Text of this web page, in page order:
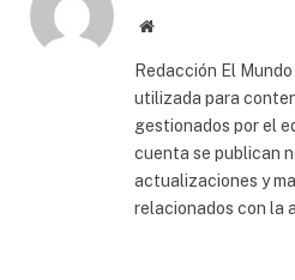
Sitio
Redacción El
utilizada para
gestionados por el
cuenta se publican
actualizaciones y
relacionados con la